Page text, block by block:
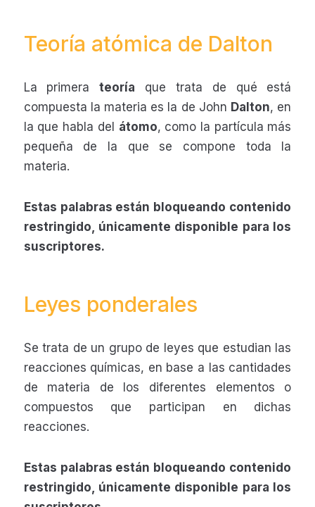
Teoría atómica de Dalton
La primerateoría que trata de qué está
compuesta la materia es la de John Dalton, en
la que habla del átomo, como la partícula más
pequeña de la que se compone toda la
materia.
Estas palabras están bloqueando contenido
restringido, únicamente disponible para los
suscriptores.
Leyes ponderales
Se trata de un grupo de leyes que estudian las
reacciones químicas, en base a las cantidades
de materia de los diferentes elementos o
compuestos que participan en dichas
reacciones.
Estas palabras están bloqueando contenido
restringido, únicamente disponible para los